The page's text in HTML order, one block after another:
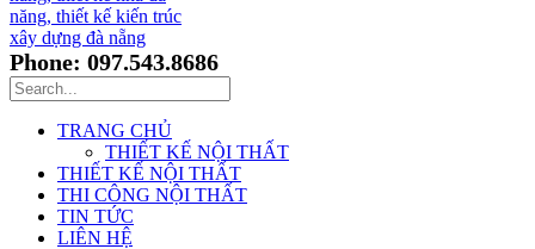
Phone: 097.543.8686
TRANG CHỦ
THIẾT KẾ NỘI THẤT
THIẾT KẾ NỘI THẤT
THI CÔNG NỘI THẤT
TIN TỨC
LIÊN HỆ